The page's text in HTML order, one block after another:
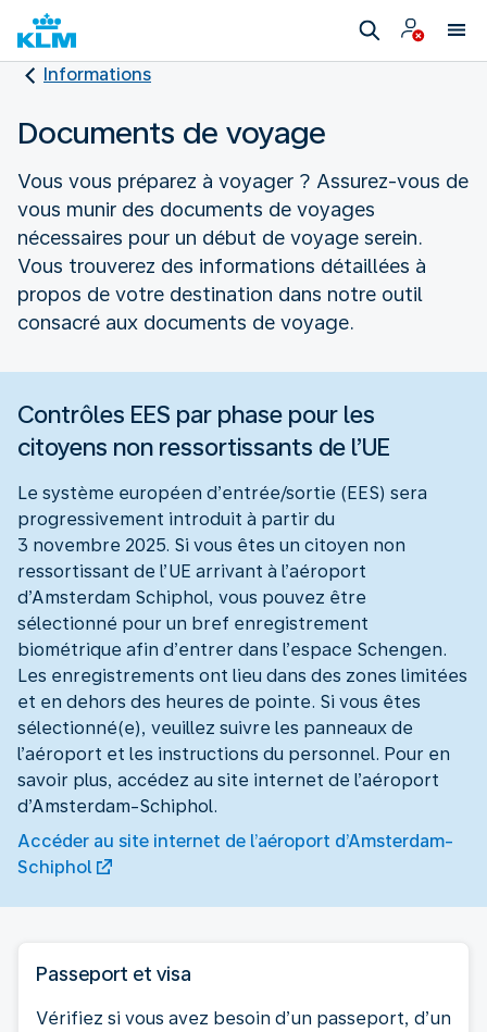
Informations
Documents de voyage
Vous vous préparez à voyager ? Assurez-vous de
vous munir des documents de voyages
nécessaires pour un début de voyage serein.
Vous trouverez des informations détaillées à
propos de votre destination dans notre outil
consacré aux documents de voyage.
Contrôles EES par phase pour les
citoyens non ressortissants de l’UE
Le système européen d’entrée/sortie (EES) sera
progressivement introduit à partir du
3 novembre 2025. Si vous êtes un citoyen non
ressortissant de l’UE arrivant à l’aéroport
d’Amsterdam Schiphol, vous pouvez être
sélectionné pour un bref enregistrement
biométrique afin d’entrer dans l’espace Schengen.
Les enregistrements ont lieu dans des zones limitées
et en dehors des heures de pointe. Si vous êtes
sélectionné(e), veuillez suivre les panneaux de
l’aéroport et les instructions du personnel. Pour en
savoir plus, accédez au site internet de l’aéroport
d’Amsterdam-Schiphol.
Accéder au site internet de l’aéroport d’Amsterdam-
Schiphol
Passeport et visa
Vérifiez si vous avez besoin d’un passeport, d’un